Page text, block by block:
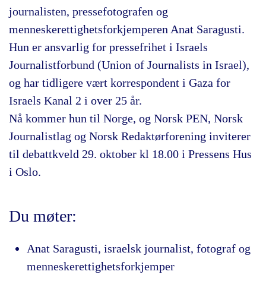
journalisten, pressefotografen og
menneskerettighetsforkjemperen Anat Saragusti.
Hun er ansvarlig for pressefrihet i Israels
Journalistforbund (Union of Journalists in Israel),
og har tidligere vært korrespondent i Gaza for
Israels Kanal 2 i over 25 år.
Nå kommer hun til Norge, og Norsk PEN, Norsk
Journalistlag og Norsk Redaktørforening inviterer
til debattkveld 29. oktober kl 18.00 i Pressens Hus
i Oslo.
Du møter:
Anat Saragusti, israelsk journalist, fotograf og
menneskerettighetsforkjemper